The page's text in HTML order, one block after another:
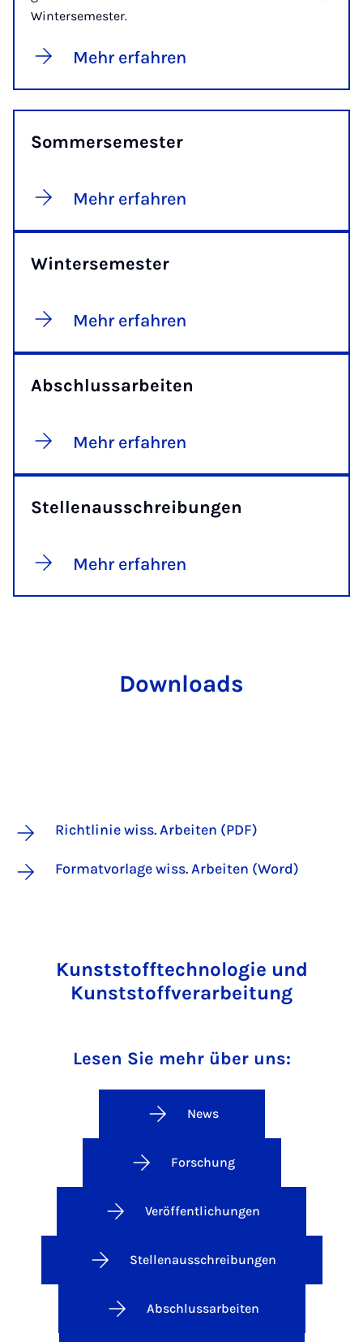
Wintersemester.
Mehr erfahren
Sommersemester
Mehr erfahren
Wintersemester
Mehr erfahren
Abschlussarbeiten
Mehr erfahren
Stellenausschreibungen
Mehr erfahren
Downloads
Richtlinie wiss. Arbeiten (PDF)
Formatvorlage wiss. Arbeiten (Word)
Kunststofftechnologie und
Kunststoffverarbeitung
Lesen Sie mehr über uns:
News
Forschung
Veröffentlichungen
Stellenausschreibungen
Abschlussarbeiten